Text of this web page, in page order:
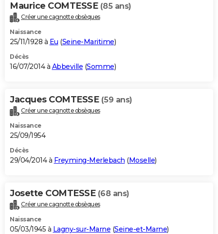
Maurice COMTESSE (85 ans)
Créer une cagnotte obsèques
Naissance
25/11/1928 à Eu (Seine-Maritime)
Décès
16/07/2014 à Abbeville (Somme)
Jacques COMTESSE (59 ans)
Créer une cagnotte obsèques
Naissance
25/09/1954
Décès
29/04/2014 à Freyming-Merlebach (Moselle)
Josette COMTESSE (68 ans)
Créer une cagnotte obsèques
Naissance
05/03/1945 à Lagny-sur-Marne (Seine-et-Marne)